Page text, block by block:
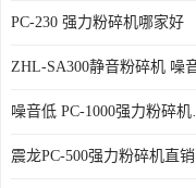
PC-230 强力粉碎机哪家好
ZHL-SA300静音粉碎机 噪
噪音